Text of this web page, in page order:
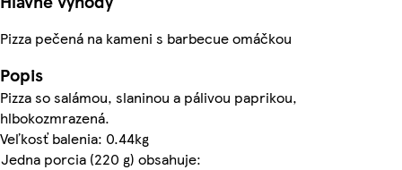
Pizza pečená na kameni s barbecue omáčkou
Popis
Pizza so salámou, slaninou a pálivou paprikou,
hlbokozmrazená.
Veľkosť balenia: 0.44kg
Jedna porcia (220 g) obsahuje: